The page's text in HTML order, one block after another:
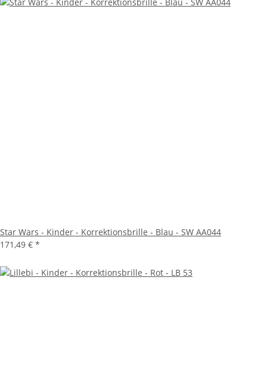
Star Wars - Kinder - Korrektionsbrille - Blau - SW AA044
171,49 € *